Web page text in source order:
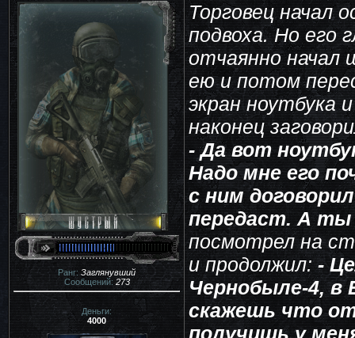
Ранг:Заглянувший
Сообщений:273
Деньги:
4000
Торговец начал
подвоха. Но его
отчаянно начал
ею и потом
экран ноутбука
наконец
- Да вот
Надо мне его
с ним
передаст. А ты
посмотрел на
и продолжил:-
Чернобыле-4, в
скажешь что
получишь у